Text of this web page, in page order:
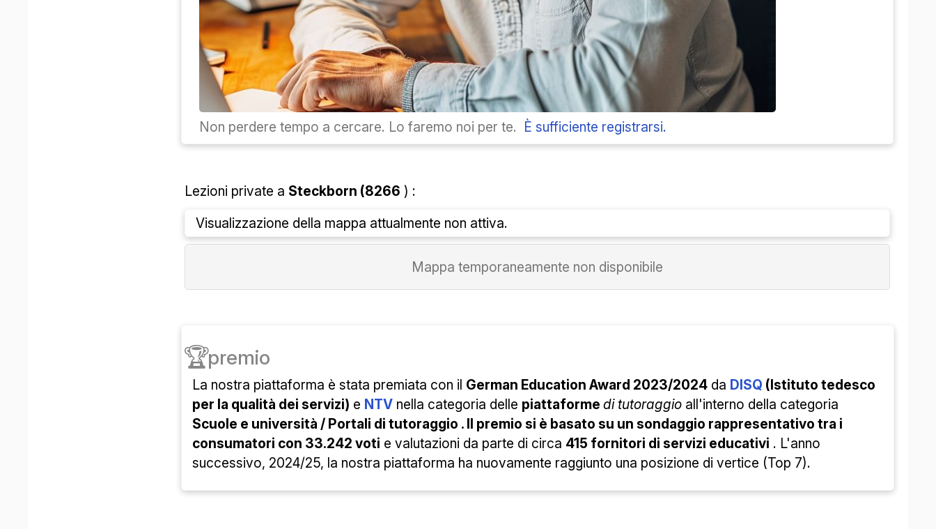
Non perdere tempo a cercare. Lo faremo noi per te. È sufficiente registrarsi.
Lezioni private a Steckborn (8266 ) :
Visualizzazione della mappa attualmente non attiva.
Mappa temporaneamente non disponibile
🏆premio
La nostra piattaforma è stata premiata con il German Education Award 2023/2024 da DISQ (Istituto tedesco
per la qualità dei servizi) e NTV nella categoria delle piattaformedi tutoraggio all'interno della categoria
Scuole e università / Portali di tutoraggio . Il premio si è basato su un sondaggio rappresentativo tra i
consumatori con 33.242 voti e valutazioni da parte di circa 415 fornitori di servizi educativi . L'anno
successivo, 2024/25, la nostra piattaforma ha nuovamente raggiunto una posizione di vertice (Top 7).